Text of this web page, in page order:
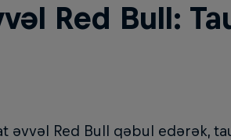
Red Bull:
əvvəl Red Bull qəbul edərək,